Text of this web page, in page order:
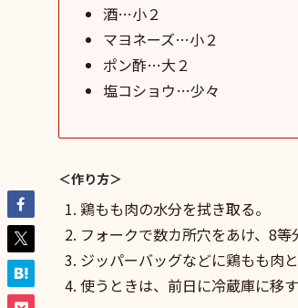
酒…小２
マヨネーズ…小２
ポン酢…大２
塩コショウ…少々
＜作り方＞
鶏もも肉の水分を拭き取る。
フォークで数カ所穴をあけ、8等
ジッパーバッグなどに鶏もも肉
使うときは、前日に冷蔵庫に移